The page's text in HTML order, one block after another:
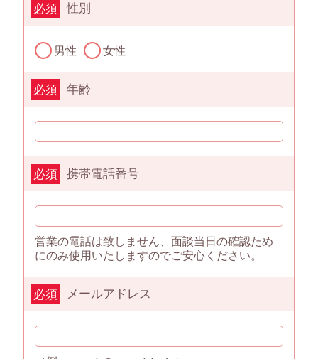
性別
必須
男性 女性
年齢
必須
携帯電話番号
必須
営業の電話は致しません、面談当日の確認ため
にのみ使用いたしますのでご安心ください。
メールアドレス
必須